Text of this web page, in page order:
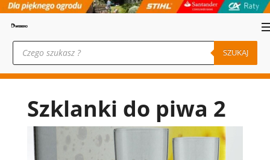
Wyszukiwarka
produktów SZUKAJ
Szklanki do piwa 2